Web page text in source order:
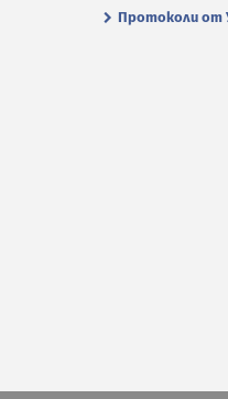
Протоколи от